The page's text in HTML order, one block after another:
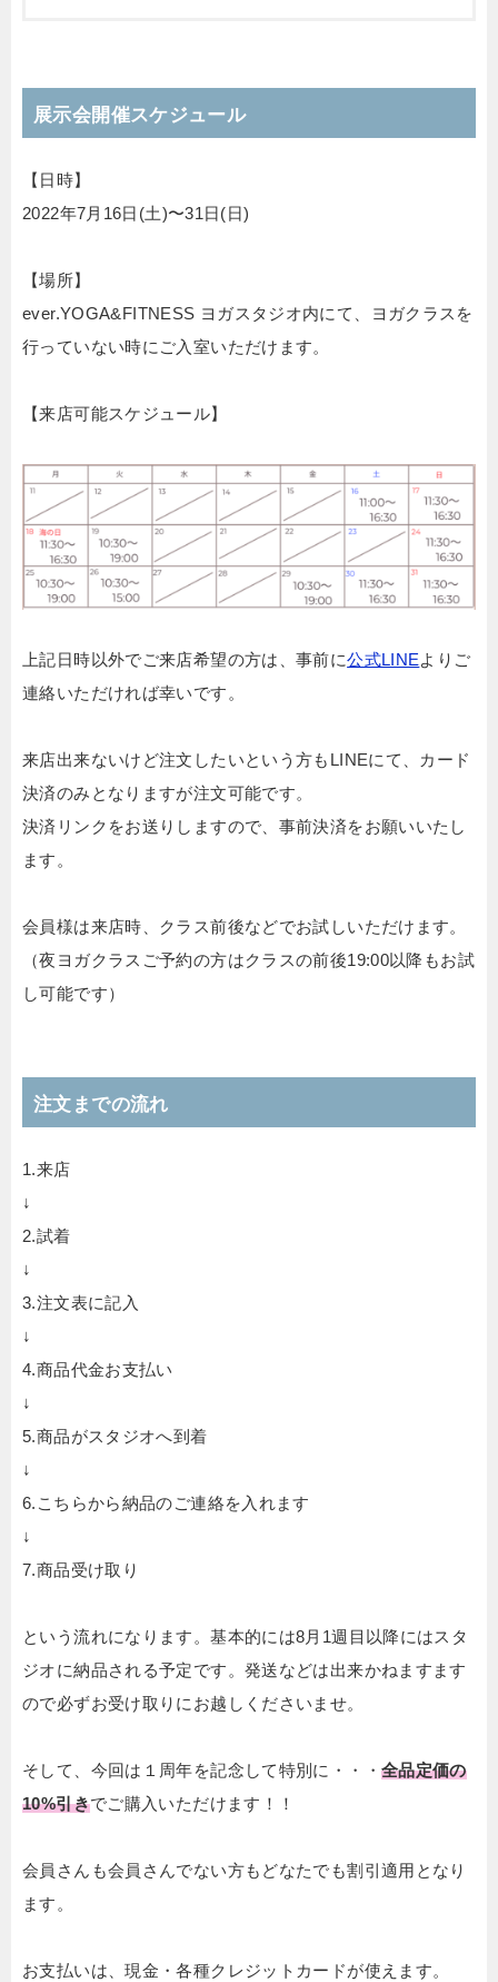
展示会開催スケジュール
【日時】
2022年7月16日(土)〜31日(日)
【場所】
ever.YOGA&FITNESS ヨガスタジオ内にて、
ヨガクラスを
行っていない時にご入室いただけます。
【来店可能スケジュール】
上記日時以外でご来店希望の方は、事前に公式LINEよりご
連絡いただければ幸いです。
来店出来ないけど注文したいという方もLINEにて、カード
決済のみとなりますが注文可能です。
決済リンクをお送りしますので、事前決済をお願いいたし
ます。
会員様は来店時、クラス前後などでお試しいただけます。
（夜ヨガクラスご予約の方はクラスの前後19:00以降もお試
し可能です）
注文までの流れ
1.来店
↓
2.試着
↓
3.注文表に記入
↓
4.商品代金お支払い
↓
5.商品がスタジオへ到着
↓
6.こちらから納品のご連絡を入れます
↓
7.商品受け取り
という流れになります。基本的には8月1週目以降にはスタ
ジオに納品される予定です。発送などは出来かねますます
ので必ずお受け取りにお越しくださいませ。
そして、今回は１周年を記念して特別に・・・ 全品定価の
10%引きでご購入いただけます！！
会員さんも会員さんでない方もどなたでも割引適用となり
ます。
お支払いは、現金・各種クレジットカードが使えます。